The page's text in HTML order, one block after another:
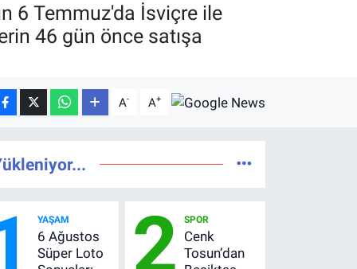
6 Temmuz'da İsviçre ile
46 gün önce satışa
A- A+
YAŞAM
6 Ağustos
Süper Loto
2 SPOR
Cenk
Tosun’dan